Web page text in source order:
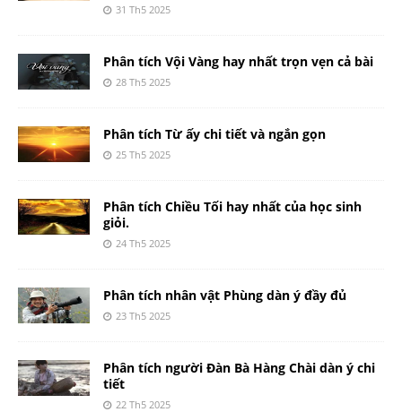
31 Th5 2025
Phân tích Vội Vàng hay nhất trọn vẹn cả bài
28 Th5 2025
Phân tích Từ ấy chi tiết và ngắn gọn
25 Th5 2025
Phân tích Chiều Tối hay nhất của học sinh
giỏi.
24 Th5 2025
Phân tích nhân vật Phùng dàn ý đầy đủ
23 Th5 2025
Phân tích người Đàn Bà Hàng Chài dàn ý chi
tiết
22 Th5 2025